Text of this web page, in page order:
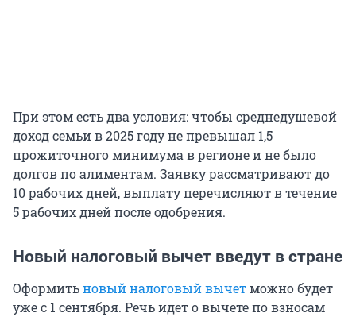
При этом есть два условия: чтобы среднедушевой
доход семьи в 2025 году не превышал 1,5
прожиточного минимума в регионе и не было
долгов по алиментам. Заявку рассматривают до
10 рабочих дней, выплату перечисляют в течение
5 рабочих дней после одобрения.
Новый налоговый вычет введут в стране
Оформитьновый налоговый вычетможно будет
уже с 1 сентября. Речь идет о вычете по взносам